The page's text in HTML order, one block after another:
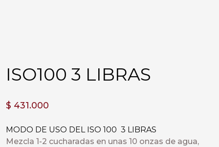
ISO100 3 LIBRAS
$ 431.000
MODO DE USO DEL ISO 100 3 LIBRAS
Mezcla 1-2 cucharadas en unas 10 onzas de agua,